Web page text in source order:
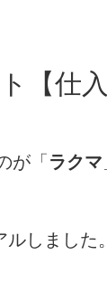
【仕
が「 ラクマ
しました。